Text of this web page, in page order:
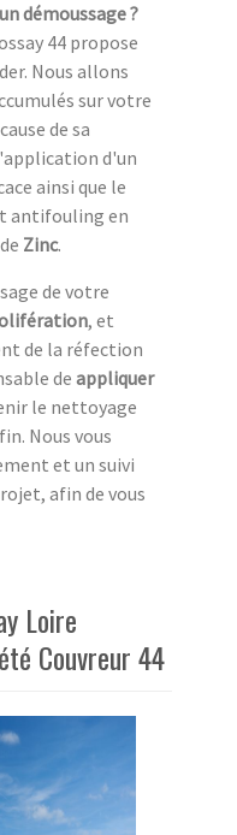
démoussage ?
44 propose
Nous allons
sur votre
de sa
d'un
ainsi que le
antifouling en
Zinc.
de votre
, et
de la réfection
de appliquer
le nettoyage
Nous vous
et un suivi
afin de vous
Loire
Couvreur 44